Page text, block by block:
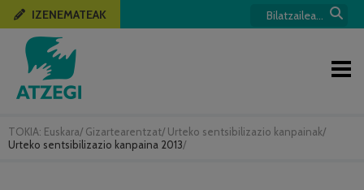
TOKIA: Euskara/ Gizartearentzat/ Urteko sentsibilizazio kanpainak/
Urteko sentsibilizazio kanpaina 2013/
IZENEMATEAK